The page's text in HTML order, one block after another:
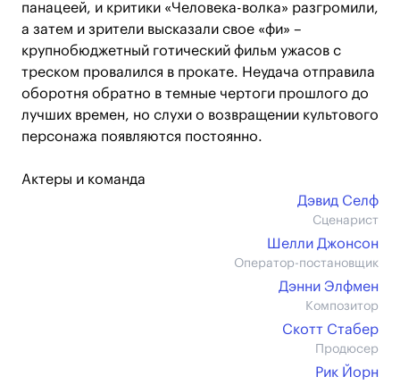
панацеей, и критики «Человека-волка» разгромили,
а затем и зрители высказали свое «фи» –
крупнобюджетный готический фильм ужасов с
треском провалился в прокате. Неудача отправила
оборотня обратно в темные чертоги прошлого до
лучших времен, но слухи о возвращении культового
персонажа появляются постоянно.
Актеры и команда
Дэвид Селф
Сценарист
Шелли Джонсон
Оператор-постановщик
Дэнни Элфмен
Композитор
Скотт Стабер
Продюсер
Рик Йорн